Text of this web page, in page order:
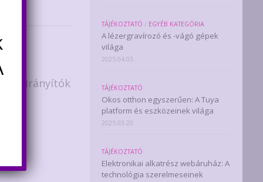
távirányítók
TÁJÉKOZTATÓ / EGYÉB KATEGÓRIA
A lézergravírozó és -vágó gépek
világa
2025.04.03.
TÁJÉKOZTATÓ
Okos otthon egyszerűen: A Tuya
platform és eszközeinek világa
2025.03.20.
TÁJÉKOZTATÓ
Elektronikai alkatrész webáruház: A
technológia szerelmeseinek